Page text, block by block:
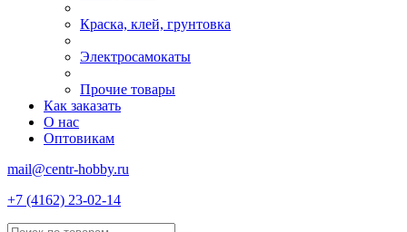
Краска, клей, грунтовка
Электросамокаты
Прочие товары
Как заказать
О нас
Оптовикам
mail@centr-hobby.ru
+7 (4162) 23-02-14